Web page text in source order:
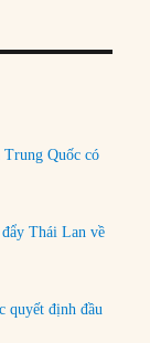
Quốc có
Thái Lan về
quyết định đầu